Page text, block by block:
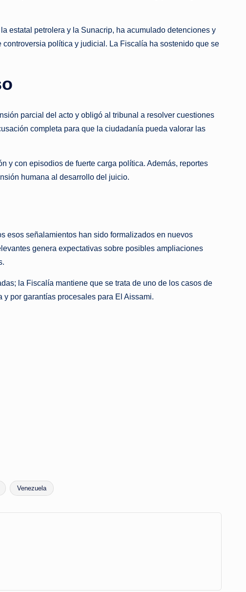
estatal petrolera y la Sunacrip, ha acumulado detenciones y
política y judicial. La Fiscalía ha sostenido que se
parcial del acto y obligó al tribunal a resolver cuestiones
completa para que la ciudadanía pueda valorar las
y con episodios de fuerte carga política. Además, reportes
humana al desarrollo del juicio.
esos señalamientos han sido formalizados en nuevos
genera expectativas sobre posibles ampliaciones
la Fiscalía mantiene que se trata de uno de los casos de
por garantías procesales para El Aissami.
Venezuela